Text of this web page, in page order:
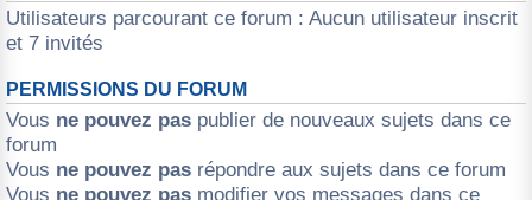
Utilisateurs parcourant ce forum : Aucun utilisateur inscrit
et 7 invités
PERMISSIONS DU FORUM
Vous ne pouvez pas publier de nouveaux sujets dans ce
forum
Vous ne pouvez pas répondre aux sujets dans ce forum
Vous ne pouvez pas modifier vos messages dans ce